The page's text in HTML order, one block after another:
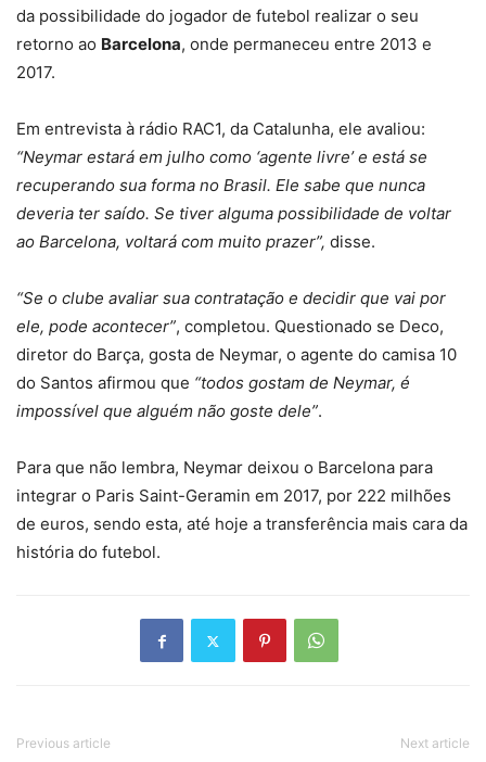
da possibilidade do jogador de futebol realizar o seu
retorno ao Barcelona, onde permaneceu entre 2013 e
2017.
Em entrevista à rádio RAC1, da Catalunha, ele avaliou:
“Neymar estará em julho como ‘agente livre’ e está se
recuperando sua forma no Brasil. Ele sabe que nunca
deveria ter saído. Se tiver alguma possibilidade de voltar
ao Barcelona, voltará com muito prazer”, disse.
“Se o clube avaliar sua contratação e decidir que vai por
ele, pode acontecer”, completou. Questionado se Deco,
diretor do Barça, gosta de Neymar, o agente do camisa 10
do Santos afirmou que “todos gostam de Neymar, é
impossível que alguém não goste dele”.
Para que não lembra, Neymar deixou o Barcelona para
integrar o Paris Saint-Geramin em 2017, por 222 milhões
de euros, sendo esta, até hoje a transferência mais cara da
história do futebol.
Previous article Next article